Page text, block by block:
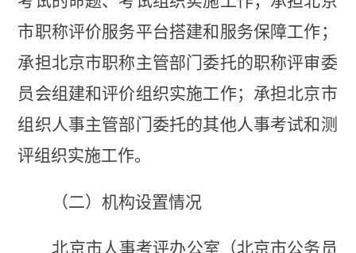
市职称评价服务平台搭建和服务保障工作；
承担北京市职称主管部门委托的职称评审委
员会组建和评价组织实施工作；承担北京市
组织人事主管部门委托的其他人事考试和测
评组织实施工作。
（二）机构设置情况
北京市人事考评办公室（北京市公务员